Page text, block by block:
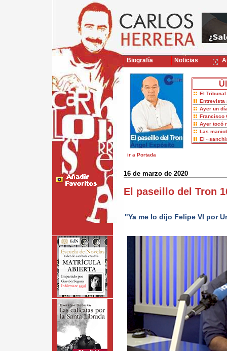
El
Entrevista
Ayer un
Francisco
Ayer tocó
Las
El
ir a Portada
16 de marzo de 2020
El paseillo del Tron
"Ya me lo dijo Felipe VI por
Biografía Noticias